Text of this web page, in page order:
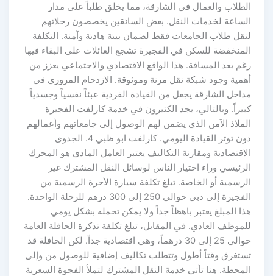
الطلاب والعمال في الشارقة، مما يخلق طلباً على مدار
الساعة لخدمات النقل. بعض السائقين يخصصون رحلاتهم
لنقل طلاب الجامعات فقط لضمان بيئة هادئة وآمنة. التكلفة
المنخفضة للسكن في الفجيرة تشجع العائلات على البقاء فيها
رغم بعد المسافة. هذا الواقع الاقتصادي والاجتماعي يعزز من
أهمية وجود شبكة نقل مرنة وموثوقة. الازدحام المروري في
مداخل الشارقة يجعل من القيادة الفردية عبئاً نفسياً وجسدياً
كبيراً. وبالتالي، يجد الكثيرون في خدمة كارلفت الفجيرة
الملاذ الآمن الذي يضمن لهم الوصول إلى جامعاتهم وأعمالهم
دون توتر القيادة اليومي. كارلفت ابو ظبي 4. الجدوى
الاقتصادية ومقارنة التكاليف يعتبر العامل المادي هو المحرك
الرئيسي وراء اختيار الناس لوسائل النقل المشترك غير
الرسمية أو الخاصة. تبلغ تكلفة سيارة الأجرة الرسمية من
الفجيرة إلى دبي حوالي 250 إلى 300 درهم للرحلة الواحدة.
هذا المبلغ يعتبر باهظاً جداً ولا يمكن تحمله بشكل يومي
للموظف العادي. في المقابل، تبلغ تكلفة تذكرة الحافلة العامة
حوالي 25 إلى 30 درهماً، وهي اقتصادية جداً. لكن الحافلة قد
تستغرق وقتاً أطول وتتطلب تكاليف إضافية للوصول من وإلى
المحطة. هنا تأتي خدمة النقل المشترك لتملأ الفجوة السعرية